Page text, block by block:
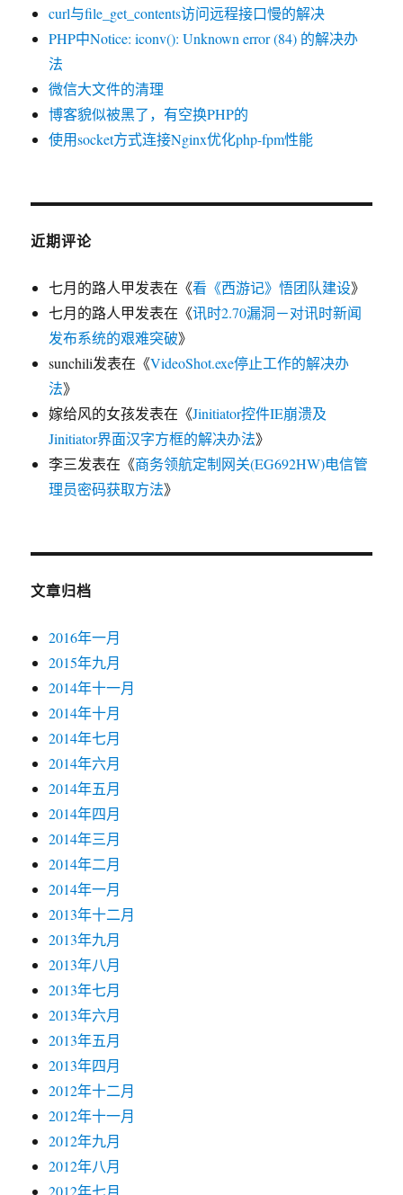
curl与file_get_contents访问远程接口慢的解决
PHP中Notice: iconv(): Unknown error (84) 的解决办
法
微信大文件的清理
博客貌似被黑了，有空换PHP的
使用socket方式连接Nginx优化php-fpm性能
近期评论
七月的路人甲发表在《看《西游记》悟团队建设》
七月的路人甲发表在《讯时2.70漏洞－对讯时新闻
发布系统的艰难突破》
sunchili发表在《VideoShot.exe停止工作的解决办
法》
嫁给风的女孩发表在《Jinitiator控件IE崩溃及
Jinitiator界面汉字方框的解决办法》
李三发表在《商务领航定制网关(EG692HW)电信管
理员密码获取方法》
文章归档
2016年一月
2015年九月
2014年十一月
2014年十月
2014年七月
2014年六月
2014年五月
2014年四月
2014年三月
2014年二月
2014年一月
2013年十二月
2013年九月
2013年八月
2013年七月
2013年六月
2013年五月
2013年四月
2012年十二月
2012年十一月
2012年九月
2012年八月
2012年七月